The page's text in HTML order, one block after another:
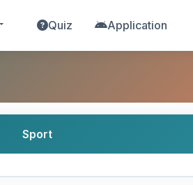
Quiz Application
ou Être réserviste au
Sport